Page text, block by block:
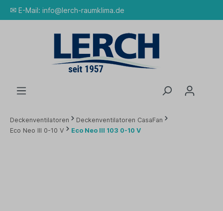
✉ E-Mail: info@lerch-raumklima.de
Deckenventilatoren
Deckenventilatoren CasaFan
Eco Neo III 0-10 V
Eco Neo III 103 0-10 V